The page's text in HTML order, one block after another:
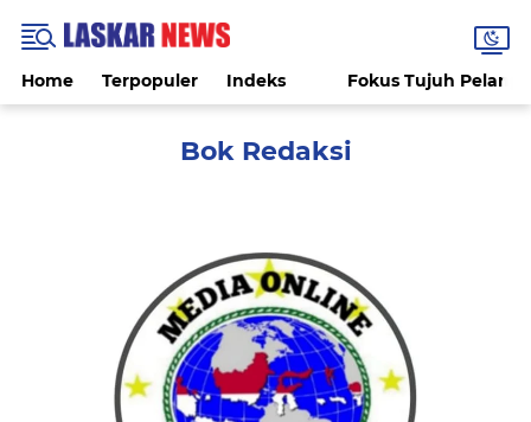
Home Terpopuler Indeks Fokus Tujuh
Bok Redaksi